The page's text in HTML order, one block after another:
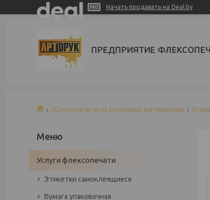
Начать продавать на Deal.by
ПРЕДПРИЯТИЕ
Услуги печати на рулонных материалах
Услуги флексопечати
Этикетки самоклеящиеся
Бумага упаковочная